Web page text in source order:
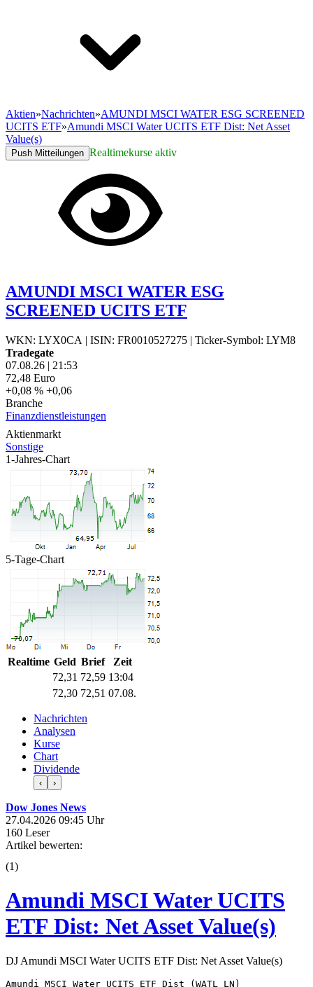
Aktien»Nachrichten»AMUNDI MSCI WATER ESG SCREENED
UCITS ETF»Amundi MSCI Water UCITS ETF Dist: Net Asset
Value(s)
Push Mitteilungen Realtimekurse aktiv
AMUNDI MSCI WATER ESG
SCREENED UCITS ETF
WKN: LYX0CA | ISIN: FR0010527275 | Ticker-Symbol: LYM8
Tradegate
07.08.26 | 21:53
72,48 Euro
+0,08 % +0,06
Branche
Finanzdienstleistungen
Aktienmarkt
Sonstige
1-Jahres-Chart
5-Tage-Chart
Realtime Geld Brief
Zeit
72,31 72,59 13:04
72,30 72,51 07.08.
Nachrichten
Analysen
Kurse
Chart
Dividende
‹ ›
Dow Jones News
27.04.2026 09:45 Uhr
160 Leser
Artikel bewerten:
(1)
Amundi MSCI Water UCITS
ETF Dist: Net Asset Value(s)
DJ Amundi MSCI Water UCITS ETF Dist: Net Asset Value(s)
Amundi MSCI Water UCITS ETF Dist (WATL LN)